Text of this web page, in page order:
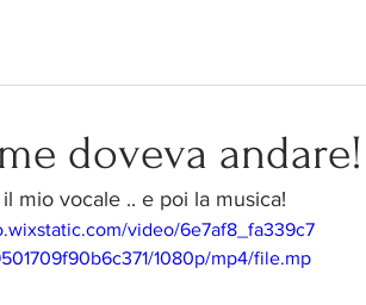
doveva andare!
mio vocale .. e poi la musica!
video/6e7af8_fa339c7
1080p/mp4/file.mp